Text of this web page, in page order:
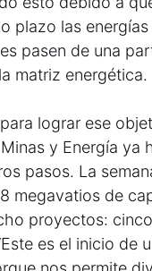
plazo las energías
pasen de una
matriz energética.
lograr ese
y Energía ya
pasos. La
megavatios de
proyectos:
es el inicio de